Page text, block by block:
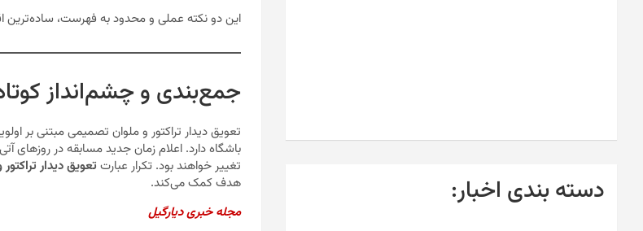
این دو نکته عملی و محدود به فهرست، ساده‌ترین
جمع‌بندی و چشم‌انداز
تعویق دیدار تراکتور و ملوان تصمیمی مبتنی بر
باشگاه دارد. اعلام زمان جدید مسابقه در روزهای
تغییر خواهند بود. تکرار عبارت تعویق دیدار
هدف کمک می‌کند.
مجله خبری دیارگیل
دسته بندی اخبار: